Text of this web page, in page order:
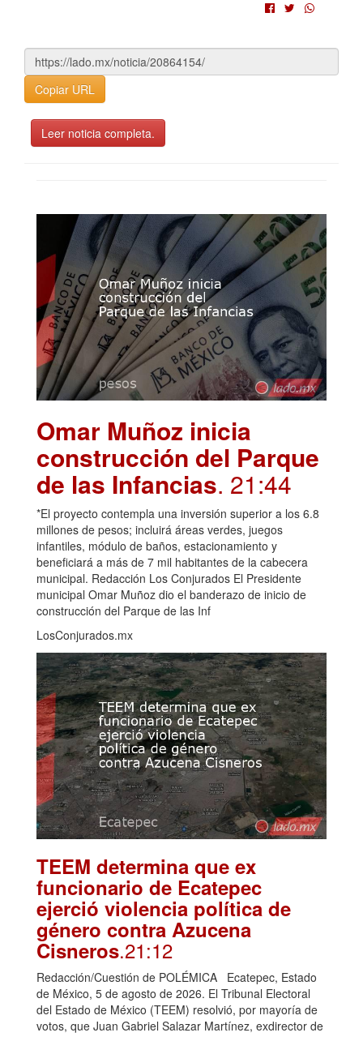
Copiar URL
Leer noticia completa.
Omar Muñoz inicia
construcción del Parque
de las Infancias. 21:44
*El proyecto contempla una inversión superior a los 6.8
millones de pesos; incluirá áreas verdes, juegos
infantiles, módulo de baños, estacionamiento y
beneficiará a más de 7 mil habitantes de la cabecera
municipal. Redacción Los Conjurados El Presidente
municipal Omar Muñoz dio el banderazo de inicio de
construcción del Parque de las Inf
LosConjurados.mx
TEEM determina que ex
funcionario de Ecatepec
ejerció violencia política de
género contra Azucena
Cisneros.21:12
Redacción/Cuestión de POLÉMICA Ecatepec, Estado
de México, 5 de agosto de 2026. El Tribunal Electoral
del Estado de México (TEEM) resolvió, por mayoría de
votos, que Juan Gabriel Salazar Martínez, exdirector de